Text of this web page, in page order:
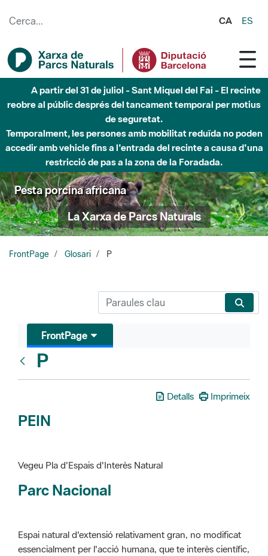
CA ES
Fins al desembre de 2026 - Parc Fluvial Besòs -
Afectacions a la llera del Parc Fluvial del Besòs degut a
obres de construcció d'una passera sobre el riu
Pesta porcina africana
La Xarxa de Parcs Naturals
FrontPage Glosari P
Glosari
P
PEIN
Vegeu Pla d'Espais d'Interès Natural
Espai natural d'extensió relativament gran, no modificat
preservar-los de totes les intervencions que poden
alterar-ne la fisonomia, la integritat i l'evolució dels